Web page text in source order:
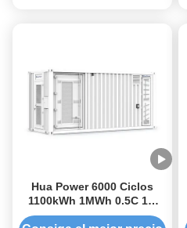
Hua Power 6000 Ciclos
1100kWh 1MWh 0.5C 1C
Experiencia de eficiencia